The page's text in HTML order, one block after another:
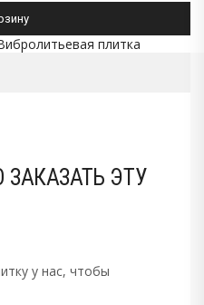
плитка
ЭТУ
у нас, чтобы